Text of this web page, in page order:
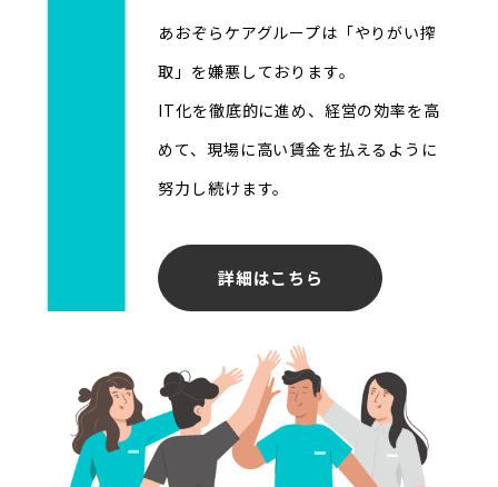
あおぞらケアグループは「やりがい搾
取」を嫌悪しております。
IT化を徹底的に進め、経営の効率を高
めて、現場に高い賃金を払えるように
努力し続けます。
詳細はこちら